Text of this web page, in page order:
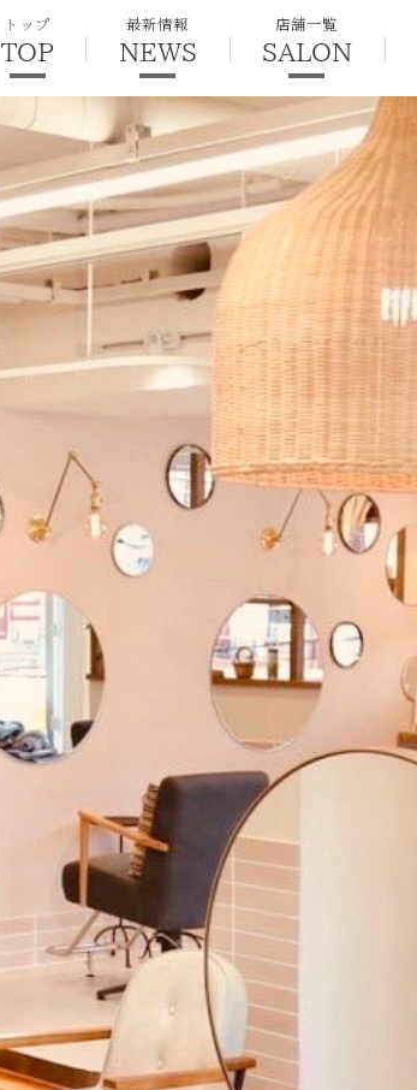
トップ
TOP
最新情報
NEWS
店舗一覧
SALON